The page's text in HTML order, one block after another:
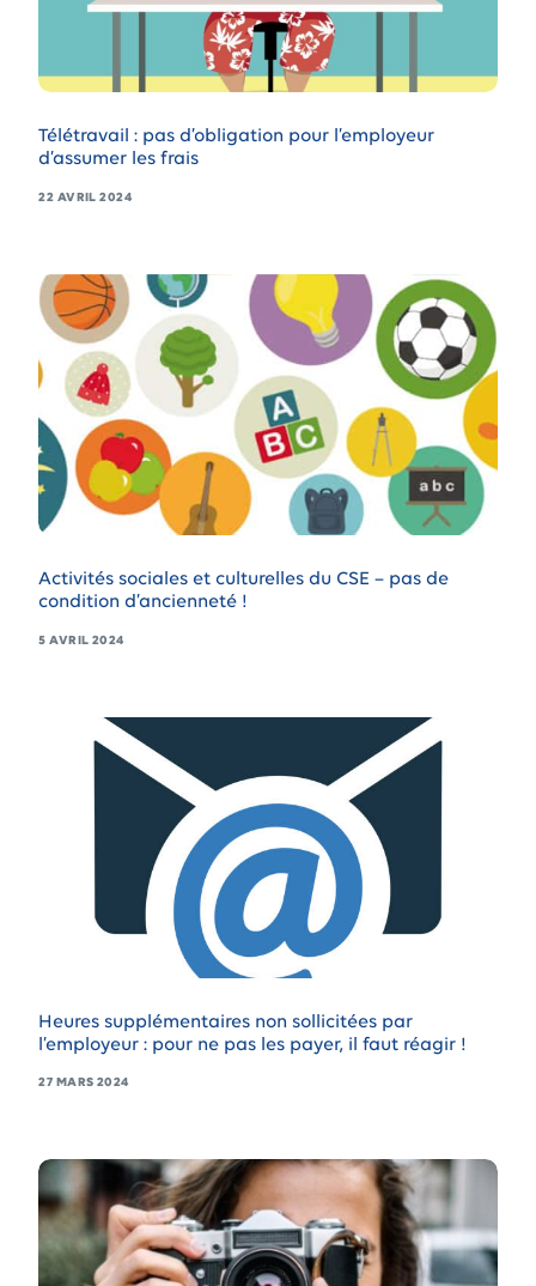
Télétravail : pas d’obligation pour l’employeur
d’assumer les frais
22 AVRIL 2024
Activités sociales et culturelles du CSE – pas de
condition d’ancienneté !
5 AVRIL 2024
Heures supplémentaires non sollicitées par
l’employeur : pour ne pas les payer, il faut réagir !
27 MARS 2024